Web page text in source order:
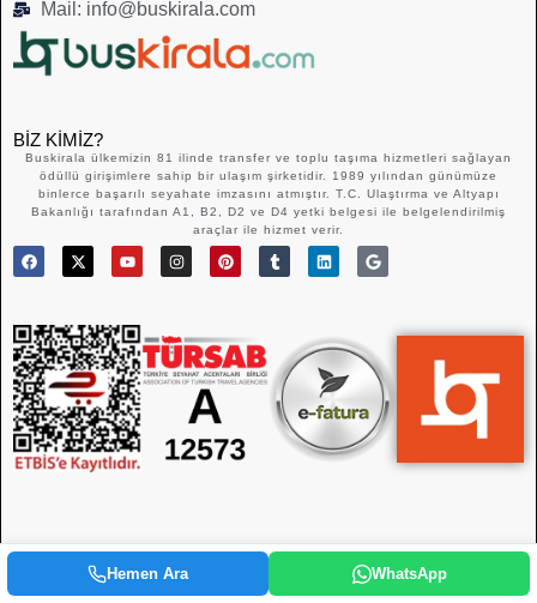
Mail: info@buskirala.com
BIZ KIMIZ?
Buskirala ülkemizin 81 ilinde transfer ve toplu taşıma hizmetleri sağlayan
ödüllü girişimlere sahip bir ulaşım şirketidir. 1989 yılından günümüze
binlerce başarılı seyahate imzasını atmıştır. T.C. Ulaştırma ve Altyapı
Bakanlığı tarafından A1, B2, D2 ve D4 yetki belgesi ile belgelendirilmiş
araçlar ile hizmet verir.
1989 – 2026 © Buskirala.com – Bir Acemali Turizm İştirakidir.
Hemen Ara WhatsApp